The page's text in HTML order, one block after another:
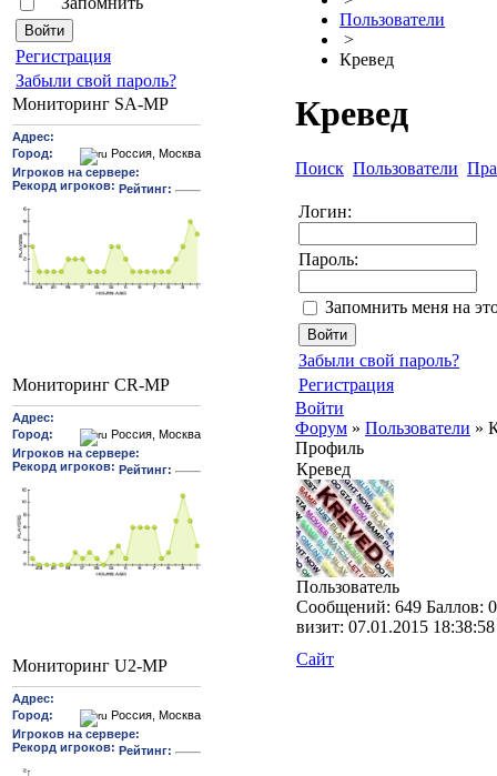
Pегиcтрaция
Забыли свой пароль?
Мониторинг SA-MP
Мониторинг CR-MP
Мониторинг U2-MP
Пользователи
>
Кревед
Кревед
Поиск Пользователи
Логин:
Пароль:
Запомнить меня на
Забыли свой пароль?
Регистрация
Войти
Форум » Пользователи »
Профиль
Кревед
Пользователь
Cообщений: 649 Баллов: 0
визит: 07.01.2015 18:38:58
Сайт